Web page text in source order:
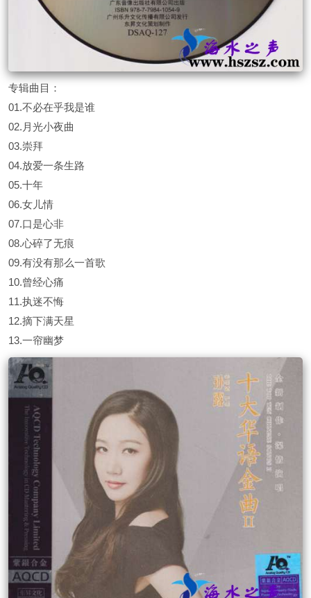
专辑曲目：
01.不必在乎我是谁
02.月光小夜曲
03.崇拜
04.放爱一条生路
05.十年
06.女儿情
07.口是心非
08.心碎了无痕
09.有没有那么一首歌
10.曾经心痛
11.执迷不悔
12.摘下满天星
13.一帘幽梦